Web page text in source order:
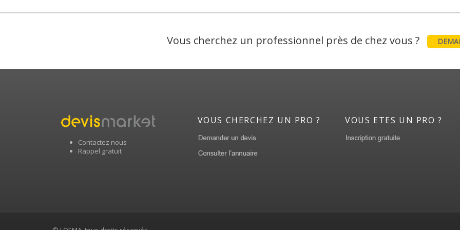
Vous cherchez un professionnel près de chez vous ?
Contactez nous
Rappel gratuit
VOUS CHERCHEZ UN PRO ? VOUS ETES UN PRO ?